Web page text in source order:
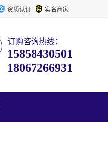
资质认证 实名商家
订购咨询热线：
15858430501
18067266931